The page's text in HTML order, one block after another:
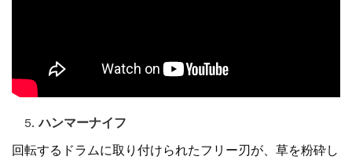
ハンマーナイフ
回転するドラムに取り付けられたフリー刃が、草を粉砕し